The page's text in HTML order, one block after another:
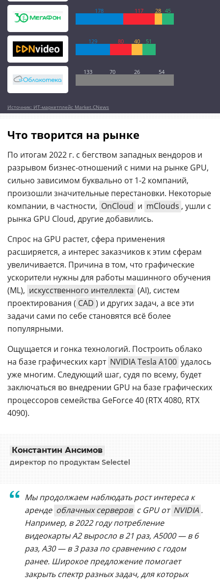
178 117 28 45
129 80 40 51
133 70 26 54
Источник: ИТ-маркетплейс Market.CNews
Что творится на рынке
По итогам 2022 г. с бегством западных вендоров и
разрывом бизнес-отношений с ними на рынке GPU,
сильно зависимом буквально от 1-2 компаний,
произошли значительные перестановки. Некоторые
компании, в частности, OnCloud и mClouds , ушли с
рынка GPU Cloud, другие добавились.
Спрос на GPU растет, сфера применения
расширяется, а интерес заказчиков к этим сферам
увеличивается. Причина в том, что графические
ускорители нужны для работы машинного обучения
(ML), искусственного интеллекта (AI), систем
проектирования ( CAD ) и других задач, а все эти
задачи сами по себе становятся всё более
популярными.
Ощущается и гонка технологий. Построить облако
на базе графических карт NVIDIA Tesla A100 удалось
уже многим. Следующий шаг, судя по всему, будет
заключаться во внедрении GPU на базе графических
процессоров семейства GeForce 40 (RTX 4080, RTX
4090).
Константин Ансимов
директор по продуктам Selectel
Мы продолжаем наблюдать рост интереса к
аренде облачных серверов с GPU от NVIDIA .
Например, в 2022 году потребление
видеокарты А2 выросло в 21 раз, А5000 — в 6
раз, А30 — в 3 раза по сравнению с годом
ранее. Широкое предложение помогает
закрыть спектр разных задач, для которых